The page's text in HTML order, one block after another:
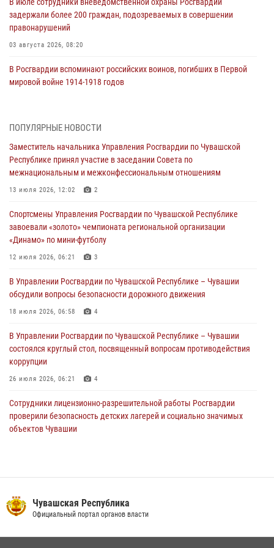
задержали более 200 граждан, подозреваемых в совершении
правонарушений
03 августа 2026, 08:20
В Росгвардии вспоминают российских воинов, погибших в Первой
мировой войне 1914-1918 годов
В Ядрине сотрудники Росгвардии задержали подозреваемого в
1 августа – День дежурной службы войск национальной гвардии
Российской Федерации
Директор Росгвардии Герой России генерал армии Виктор Золотов
поздравил специалистов подразделений тыла с профессиональным
праздником
В Чебоксарах при участии спецназа Росгвардии изъята крупная
партия немаркированной никотиносодержащей продукции (видео)
ПОПУЛЯРНЫЕ НОВОСТИ
Заместитель начальника Управления Росгвардии по Чувашской
Республике принял участие в заседании Совета по
межнациональным и межконфессиональным отношениям
13 июля 2026, 12:02 2
Спортсмены Управления Росгвардии по Чувашской Республике
завоевали «золото» чемпионата региональной организации
«Динамо» по мини-футболу
12 июля 2026, 06:21 3
В Управлении Росгвардии по Чувашской Республике – Чувашии
обсудили вопросы безопасности дорожного движения
18 июля 2026, 06:58 4
В Управлении Росгвардии по Чувашской Республике – Чувашии
состоялся круглый стол, посвященный вопросам противодействия
коррупции
26 июля 2026, 06:21 4
Сотрудники лицензионно-разрешительной работы Росгвардии
проверили безопасность детских лагерей и социально значимых
объектов Чувашии
Чебоксарах
07 июля 2026, 11:01 5
В Чувашии подвели итоги служебной деятельности подразделений
Чувашская Республика
Официальный портал органов власти